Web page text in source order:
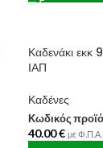
Καδενάκι
ΙΑΠ
Καδένες
Κωδικός
40.00€ με Φ.Π.Α.